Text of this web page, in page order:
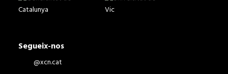
Segueix-nos
@xcn.cat